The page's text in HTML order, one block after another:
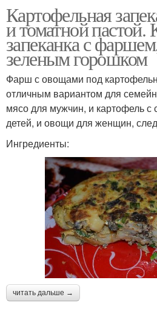
Картофельная
и томатной пастой.
запеканка с
зеленым горошком
Фарш с овощами под
отличным вариантом для
мясо для мужчин, и картофель с
детей, и овощи для женщин,
Ингредиенты:
читать дальше →